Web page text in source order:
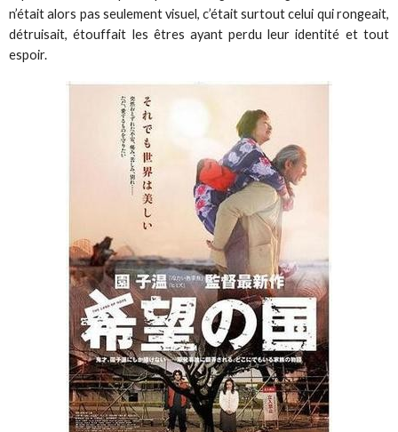
n’était alors pas seulement visuel, c’était surtout celui qui rongeait,
détruisait, étouffait les êtres ayant perdu leur identité et tout
espoir.